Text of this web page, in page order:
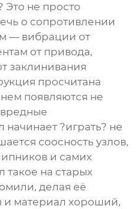
Это не просто
о сопротивлении
— вибрации от
от привода,
заклинивания
просчитана
появляются не
?играть? не
соосность узлов,
и самих
такое на старых
делая её
и материал хороший,